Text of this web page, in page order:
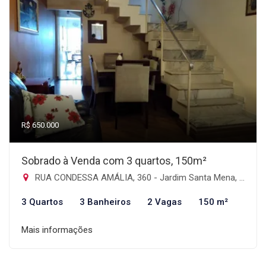
R$ 650.000
Sobrado à Venda com 3 quartos, 150m²
RUA CONDESSA AMÁLIA, 360 - Jardim Santa Mena, Guarulhos-SP
3 Quartos 3 Banheiros 2 Vagas 150 m²
Mais informações